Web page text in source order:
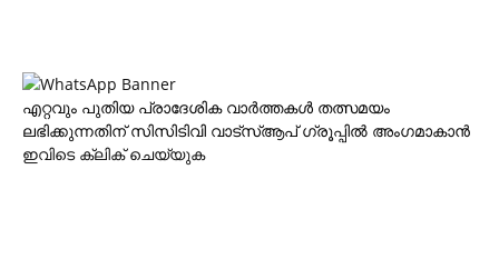
എറ്റവും പുതിയ പ്രാദേശിക വാര്‍ത്തകള്‍ തത്സമയം
ലഭിക്കുന്നതിന് സിസിടിവി വാട്‌സ്ആപ് ഗ്രൂപ്പില്‍ അംഗമാകാന്‍
ഇവിടെ ക്ലിക് ചെയ്യുക